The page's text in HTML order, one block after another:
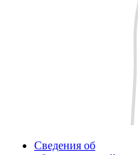
Сведения об